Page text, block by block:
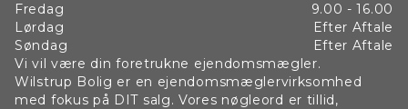
Fredag
9.00 - 16.00
Lørdag
Efter Aftale
Søndag
Efter Aftale
Vi vil være din foretrukne ejendomsmægler.
Wilstrup Bolig er en ejendomsmæglervirksomhed
med fokus på DIT salg. Vores nøgleord er tillid,